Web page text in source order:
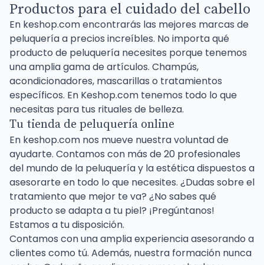
Productos para el cuidado del cabello
En keshop.com encontrarás las mejores marcas de
peluquería a precios increíbles. No importa qué
producto de peluquería necesites porque tenemos
una amplia gama de artículos. Champús,
acondicionadores, mascarillas o tratamientos
específicos. En Keshop.com tenemos todo lo que
necesitas para tus rituales de belleza.
Tu tienda de peluquería online
En keshop.com nos mueve nuestra voluntad de
ayudarte. Contamos con más de 20 profesionales
del mundo de la peluquería y la estética dispuestos a
asesorarte en todo lo que necesites. ¿Dudas sobre el
tratamiento que mejor te va? ¿No sabes qué
producto se adapta a tu piel? ¡Pregúntanos!
Estamos a tu disposición.
Contamos con una amplia experiencia asesorando a
clientes como tú. Además, nuestra formación nunca